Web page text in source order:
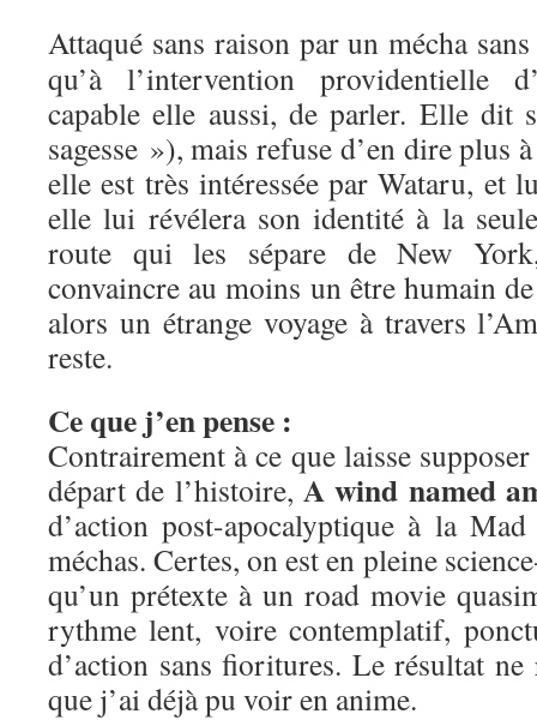
Attaqué sans raison par un mécha
qu’à l’intervention providentielle
capable elle aussi, de parler. Elle dit
sagesse »), mais refuse d’en dire plus
elle est très intéressée par Wataru, et
elle lui révélera son identité à la
route qui les sépare de New
convaincre au moins un être humain
alors un étrange voyage à travers
reste.
Ce que j’en pense :
Contrairement à ce que laisse
départ de l’histoire, A wind named
d’action post-apocalyptique à la
méchas. Certes, on est en pleine
qu’un prétexte à un road movie
rythme lent, voire contemplatif,
d’action sans fioritures. Le résultat
que j’ai déjà pu voir en anime.